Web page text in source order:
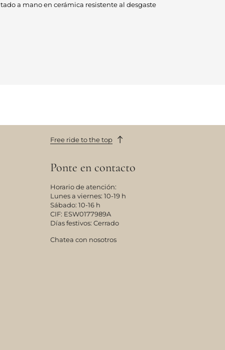
a mano en cerámica resistente al desgaste
Free ride to the top
Ponte en contacto
Horario de atención:
Lunes a viernes: 10-19 h
Sábado: 10-16 h
CIF: ESW0177989A
Días festivos: Cerrado
Chatea con nosotros